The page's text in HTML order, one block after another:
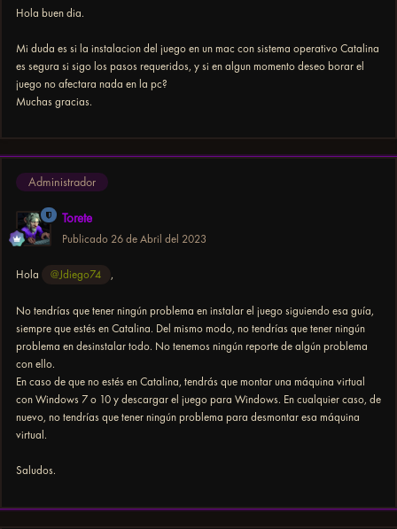
Hola buen dia.
Mi duda es si la instalacion del juego en un mac con sistema operativo Catalina
es segura si sigo los pasos requeridos, y si en algun momento deseo borar el
juego no afectara nada en la pc?
Muchas gracias.
Administrador
Torete
Publicado 26 de Abril del 2023
Hola @Jdiego74
No tendrías que tener ningún problema en instalar el juego siguiendo esa guía,
siempre que estés en Catalina. Del mismo modo, no tendrías que tener ningún
problema en desinstalar todo. No tenemos ningún reporte de algún problema
con ello.
En caso de que no estés en Catalina, tendrás que montar una máquina virtual
con Windows 7 o 10 y descargar el juego para Windows. En cualquier caso, de
nuevo, no tendrías que tener ningún problema para desmontar esa máquina
virtual.
Saludos.